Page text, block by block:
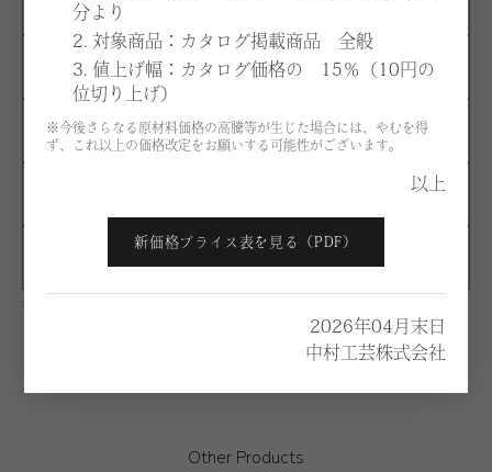
分より
2. 対象商品：カタログ掲載商品 全般
3. 値上げ幅：カタログ価格の 15％（10円の
位切り上げ）
※今後さらなる原材料価格の高騰等が生じた場合には、やむを得
ず、これ以上の価格改定をお願いする可能性がございます。
以上
新価格プライス表を見る（PDF）
2026年04月末日
中村工芸株式会社
¥1,266,200
E ¥1,308,700
¥1,508,800
※価格は税別になります。
Other Products